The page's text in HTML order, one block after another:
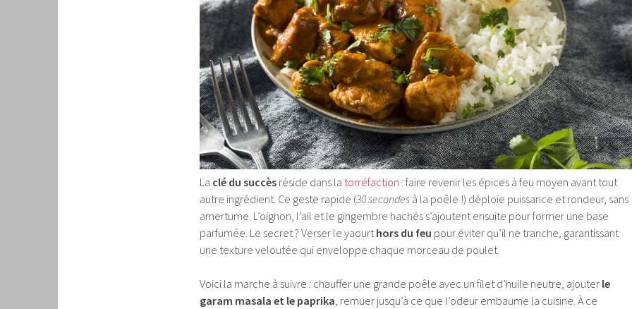
La clé du succès réside dans la torréfaction : faire revenir les épices à feu moyen avant tout
autre ingrédient. Ce geste rapide (30 secondes à la poêle !) déploie puissance et rondeur, sans
amertume. L’oignon, l’ail et le gingembre hachés s’ajoutent ensuite pour former une base
parfumée. Le secret ? Verser le yaourt hors du feu pour éviter qu’il ne tranche, garantissant
une texture veloutée qui enveloppe chaque morceau de poulet.
Voici la marche à suivre : chauffer une grande poêle avec un filet d’huile neutre, ajouter le
garam masala et le paprika , remuer jusqu’à ce que l’odeur embaume la cuisine. À ce